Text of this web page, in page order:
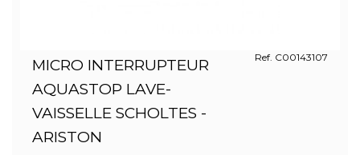
MICRO INTERRUPTEUR
AQUASTOP LAVE-
VAISSELLE SCHOLTES -
ARISTON
Ref. C00143107